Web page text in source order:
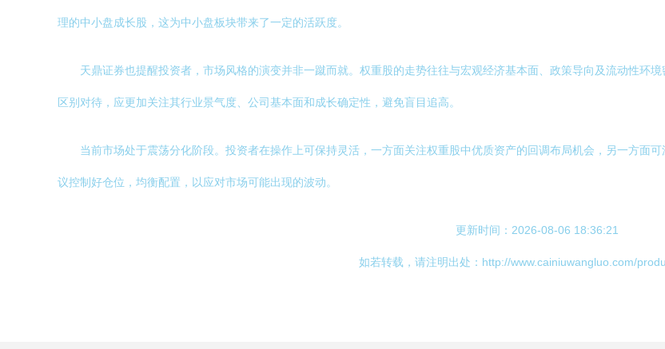
理的中小盘成长股，这为中小盘板块带来了一定的活跃度。
天鼎证券也提醒投资者，市场风格的演变并非一蹴而就。权重股的走势往往与宏观经济基本面、政策导向及流动性环
区别对待，应更加关注其行业景气度、公司基本面和成长确定性，避免盲目追高。
当前市场处于震荡分化阶段。投资者在操作上可保持灵活，一方面关注权重股中优质资产的回调布局机会，另一方面
议控制好仓位，均衡配置，以应对市场可能出现的波动。
更新时间：2026-08-06 18:36:21
如若转载，请注明出处：http://www.cainiuwangluo.com/